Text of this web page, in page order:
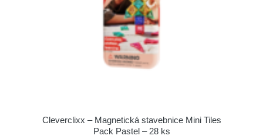
Cleverclixx – Magnetická stavebnice Mini Tiles
Pack Pastel – 28 ks